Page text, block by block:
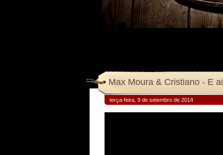
Max Moura & Cristiano - E ai
terça-feira, 9 de setembro de 2014